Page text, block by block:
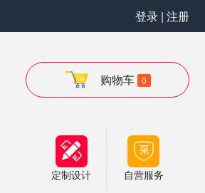
登录 | 注册
购物车 0
定制设计 自营服务